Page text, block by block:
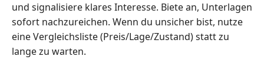
und signalisiere klares Interesse. Biete an, Unterlagen
sofort nachzureichen. Wenn du unsicher bist, nutze
eine Vergleichsliste (Preis/Lage/Zustand) statt zu
lange zu warten.